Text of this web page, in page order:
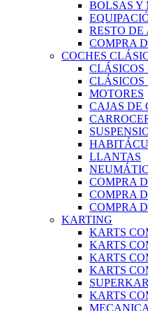
BOLSAS Y
RESTO DE
COMPRA
COCHES
CLÁSICOS
MOTORES
CAJAS DE
LLANTAS
COMPRA
COMPRA
COMPRA
KARTING
KARTS
KARTS
KARTS
KARTS
KARTS
MECANICA